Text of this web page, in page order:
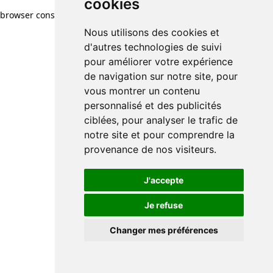
cookies
Nous utilisons des cookies et
d'autres technologies de suivi
pour améliorer votre expérience
de navigation sur notre site, pour
vous montrer un contenu
personnalisé et des publicités
ciblées, pour analyser le trafic de
notre site et pour comprendre la
provenance de nos visiteurs.
J'accepte
Je refuse
Changer mes préférences
browser console for more information)